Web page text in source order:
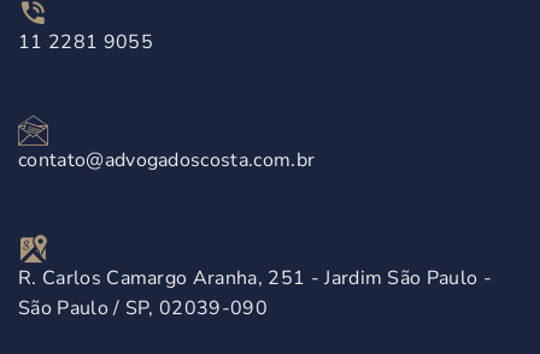
11 2281 9055
contato@advogadoscosta.com.br
R. Carlos Camargo Aranha, 251 - Jardim São Paulo -
São Paulo / SP, 02039-090